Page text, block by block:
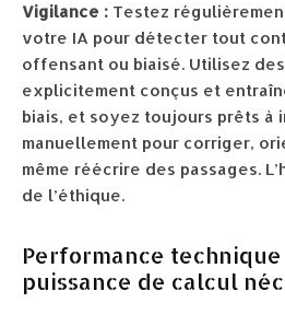
Vigilance : Testez
votre IA pour détecter tout
offensant ou biaisé. Utilisez
explicitement conçus et
biais, et soyez toujours prêts à
manuellement pour corriger,
même réécrire des passages.
de l’éthique.
Performance technique
puissance de calcul